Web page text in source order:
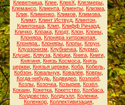
Клеветница Клее КлееХ Клезмеры
Клемансо Клиента Клиенты Клизма
Клик, Клименко, Климов, Климова,
Климт, Клинт Иствуд, Клинтон,
Клинтонша, Клип, Клифф Ричард,
Кличко, Клоака, Клодт, Клон, Клоны,
Клоняра Клоняра хитрожопая
Клоняра.
Клоняры Клопы Клоун
Клуазонизм
Клубничка Клурмо
Клуцис
Кляуза, Клёцки, Книга, Книги,
Княгиня, Князь Космоса, Князь
церкви, Князья церкви, Коба, Кобель,
Кобзон Ковальчук Ковалёв Ковры
Когда-нибудь Кодвидео Козлоёб
Козлы Козочка Козырев Козёл
Кокаин Кокетка Кокетство Колбаса
Колдовство, Колдуэлл, Коленки,
Коленкор, Коллективизация,